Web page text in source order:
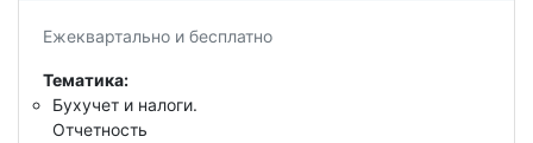
Ежеквартально и бесплатно
Тематика:
Бухучет и налоги.
Отчетность